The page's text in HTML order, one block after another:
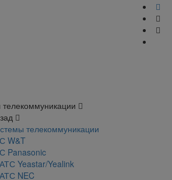
телекоммуникации
W&T
Panasonic
Yeastar/Yealink
NEC